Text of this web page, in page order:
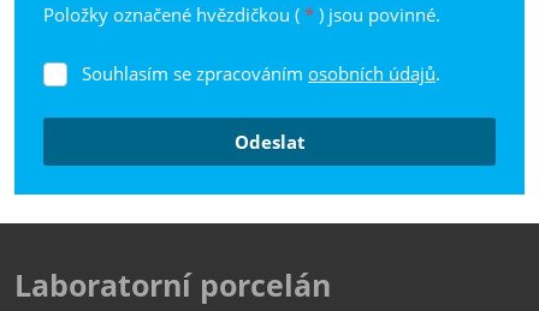
Položky označené hvězdičkou ( * ) jsou povinné.
Souhlasím
zpracováním
Souhlasím se zpracováním osobních údajů.
Odeslat
se
odeslat.
Laboratorní porcelán